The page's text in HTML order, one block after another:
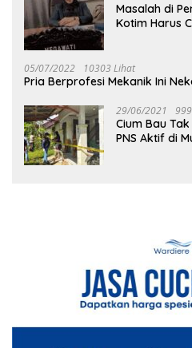
Masalah di
Kotim Harus
05/07/2022 10303 Lihat
Pria Berprofesi Mekanik Ini
29/06/2021
Cium Bau
PNS Aktif di